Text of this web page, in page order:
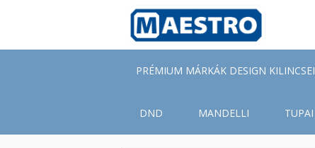
content
PRÉMIUM MÁRKÁK DESIGN KILINCSEI
DND MANDELLI TUPAI